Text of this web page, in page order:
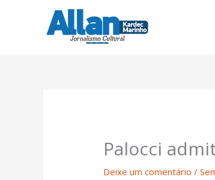
Palocci
Deixe um comentário /